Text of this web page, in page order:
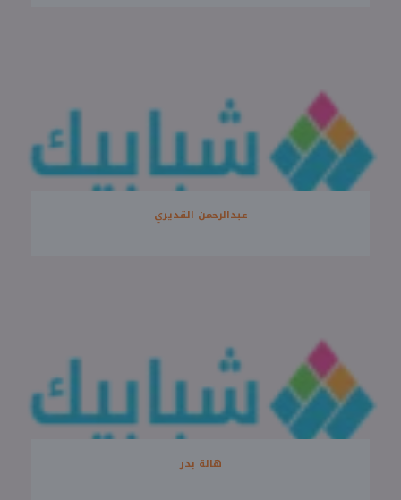
عبدالرحمن القديري
هالة بدر